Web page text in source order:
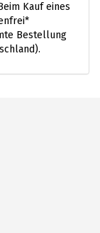
Kauf eines
Bestellung